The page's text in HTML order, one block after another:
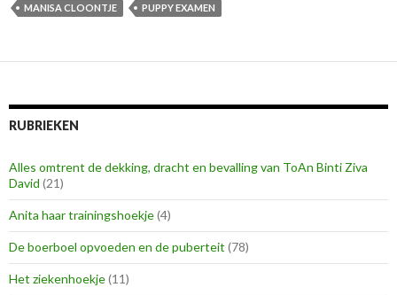
MANISA CLOONTJE
PUPPY EXAMEN
RUBRIEKEN
Alles omtrent de dekking, dracht en bevalling van ToAn Binti Ziva
David (21)
Anita haar trainingshoekje(4)
De boerboel opvoeden en de puberteit (78)
Het ziekenhoekje(11)